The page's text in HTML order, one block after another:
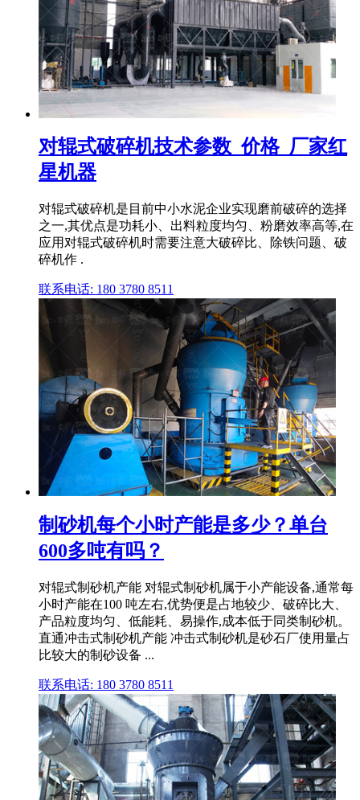
对辊式破碎机技术参数_价格_厂家红
星机器
对辊式破碎机是目前中小水泥企业实现磨前破碎的选择
之一,其优点是功耗小、出料粒度均匀、粉磨效率高等,在
应用对辊式破碎机时需要注意大破碎比、除铁问题、破
碎机作 .
联系电话: 180 3780 8511
制砂机每个小时产能是多少？单台
600多吨有吗？
对辊式制砂机产能 对辊式制砂机属于小产能设备,通常每
小时产能在100 吨左右,优势便是占地较少、破碎比大、
产品粒度均匀、低能耗、易操作,成本低于同类制砂机。
直通冲击式制砂机产能 冲击式制砂机是砂石厂使用量占
比较大的制砂设备 ...
联系电话: 180 3780 8511